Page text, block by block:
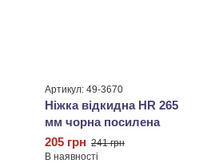
Артикул: 49-3670
Ніжка відкидна HR 265
мм чорна посилена
205 грн 241 грн
В наявності